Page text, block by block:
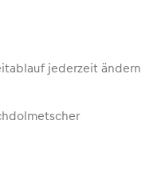
jederzeit ändern